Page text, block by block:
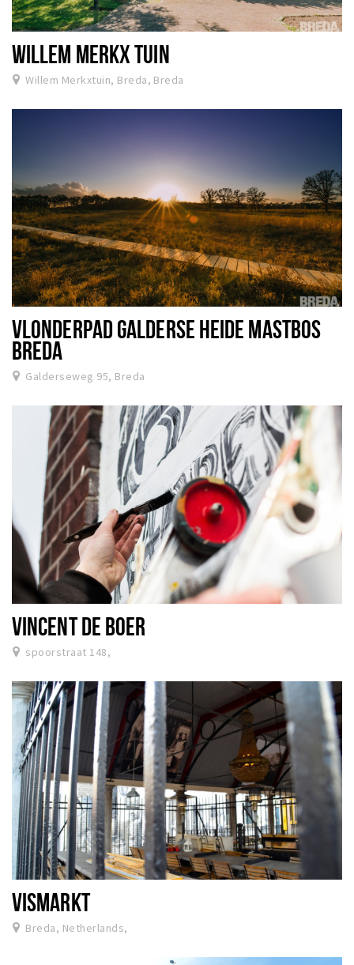
WILLEM MERKX TUIN
Willem Merkxtuin, Breda, Breda
VLONDERPAD GALDERSE HEIDE MASTBOS
BREDA
Galderseweg 95, Breda
VINCENT DE BOER
spoorstraat 148,
VISMARKT
Breda, Netherlands,